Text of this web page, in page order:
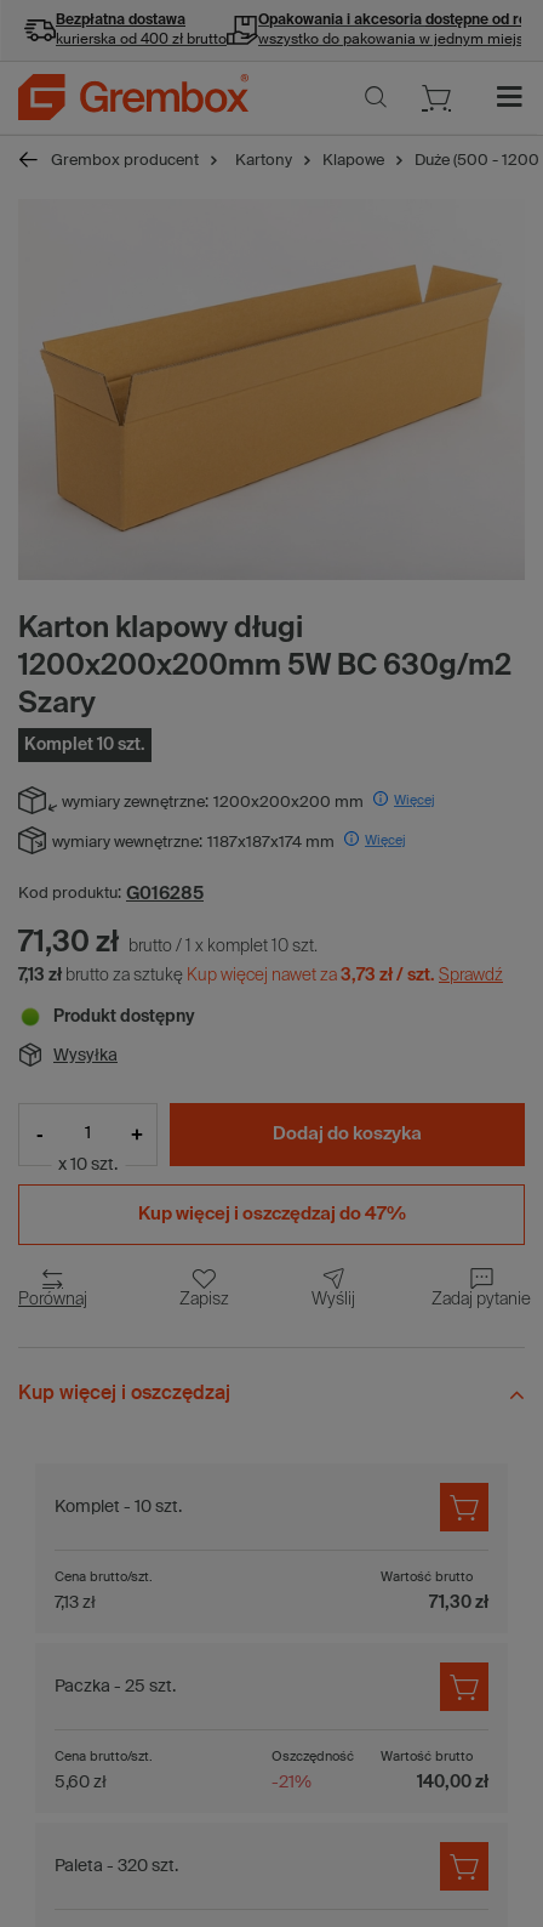
Bezpłatna dostawa
kurierska od 400 zł brutto
Opakowania i akcesoria dostępne od ręki
wszystko do pakowania w jednym miejscu
Grembox producent Kartony Klapowe Duże (500 -
Karton klapowy długi
1200x200x200mm 5W BC 630g/m2
Szary
Komplet 10 szt.
wymiary zewnętrzne: 1200x200x200 mm Więcej
wymiary wewnętrzne: 1187x187x174 mm Więcej
Kod produktu: G016285
71,30 zł brutto / 1 x komplet 10 szt.
7,13 zł brutto za sztukę Kup więcej nawet za 3,73 zł / szt. Sprawdź
Produkt dostępny
Wysyłka
- +
x 10 szt.
Dodaj do koszyka
Kup więcej i oszczędzaj do 47%
Porównaj Zapisz Wyślij Zadaj pytanie
Kup więcej i oszczędzaj
Komplet - 10 szt.
Cena brutto/szt.
7,13 zł
Wartość brutto
71,30 zł
Paczka - 25 szt.
Oszczędność
-21%
Cena brutto/szt.
5,60 zł
Wartość brutto
140,00 zł
Paleta - 320 szt.